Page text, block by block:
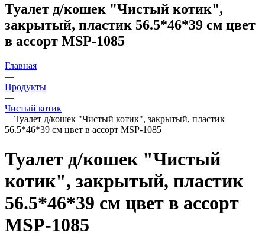
Туалет д/кошек "Чистый котик",
закрытый, пластик 56.5*46*39 см цвет
в ассорт MSP-1085
Главная
—
Продукты
—
Чистый котик
—Туалет д/кошек "Чистый котик", закрытый, пластик
56.5*46*39 см цвет в ассорт MSP-1085
Туалет д/кошек "Чистый
котик", закрытый, пластик
56.5*46*39 см цвет в ассорт
MSP-1085